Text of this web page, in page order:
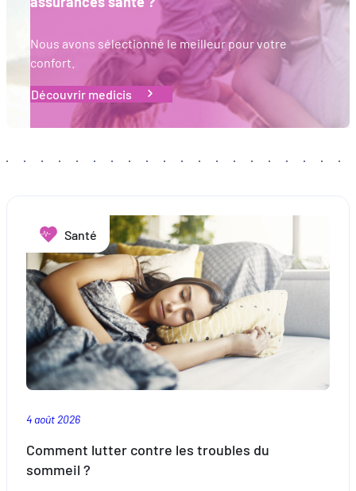
comprenant comment vous arrivez sur notre site.
Proposer des offres et services personnalisés et en
les performances. Partager des informations avec les
sociaux utilisés et vous permettre de visualiser du contenu
hébergé sur un site externe.
Nous avons sélectionné le meilleur pour votre
confort.
Découvrir medicis
Santé
4 août 2026
Comment lutter contre les troubles du
sommeil ?